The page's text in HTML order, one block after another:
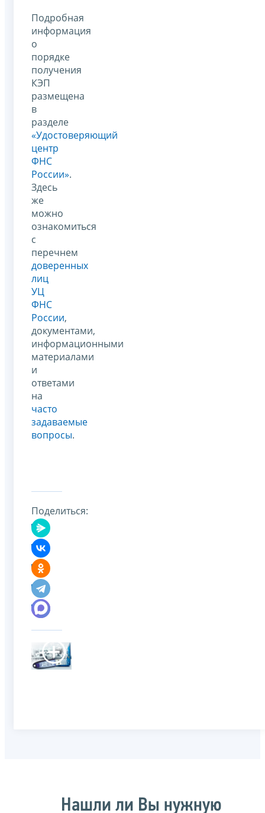
Подробная
информация
о
порядке
получения
КЭП
размещена
в
разделе
«Удостоверяющий
центр
ФНС
России».
Здесь
же
можно
ознакомиться
с
перечнем
доверенных
лиц
УЦ
ФНС
России,
документами,
информационными
материалами
и
ответами
на
часто
задаваемые
вопросы.
Поделиться:
Нашли ли Вы нужную